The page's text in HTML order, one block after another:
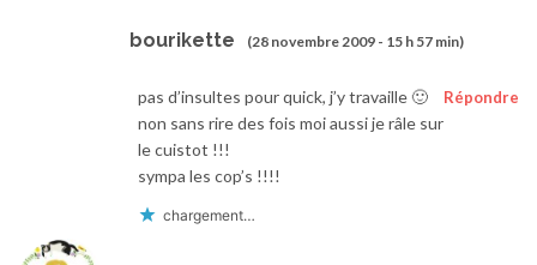
bourikette (28 novembre 2009 - 15 h 57 min)
Répondre
pas d’insultes pour quick, j’y travaille 🙂
non sans rire des fois moi aussi je râle sur
le cuistot !!!
sympa les cop’s !!!!
chargement…